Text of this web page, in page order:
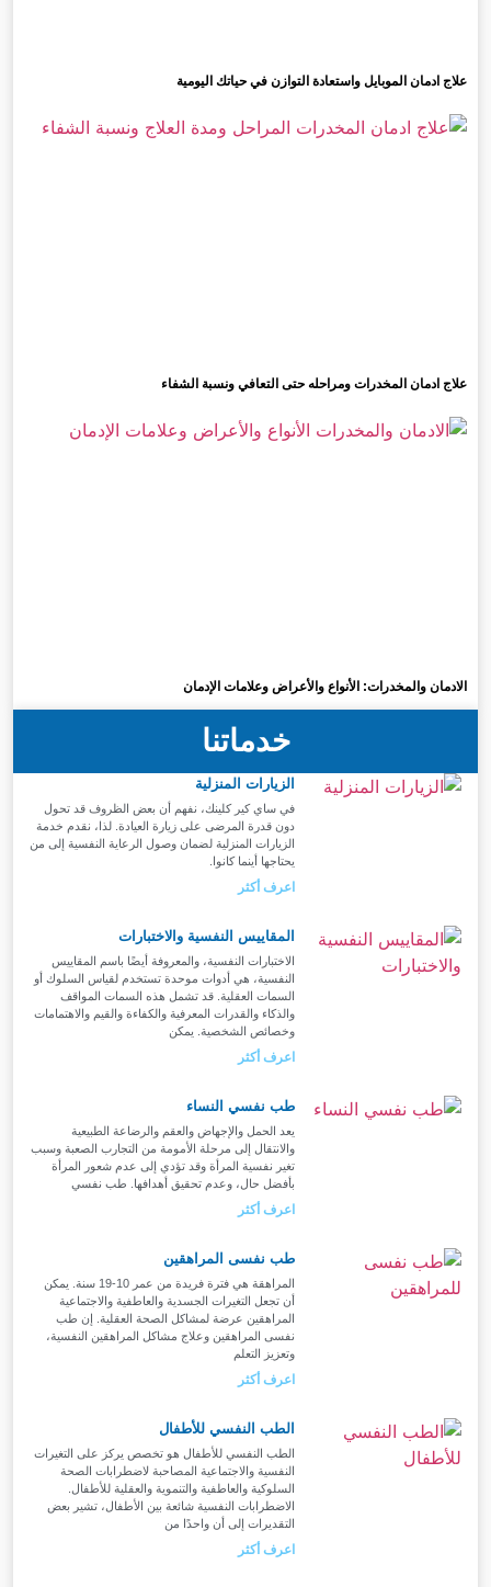
علاج ادمان الموبايل واستعادة التوازن في حياتك اليومية
علاج ادمان المخدرات ومراحله حتى التعافي ونسبة الشفاء
الادمان والمخدرات: الأنواع والأعراض وعلامات الإدمان
خدماتنا
الزيارات المنزلية
في ساي كير كلينك، نفهم أن بعض الظروف قد تحول
دون قدرة المرضى على زيارة العيادة. لذا، نقدم خدمة
الزيارات المنزلية لضمان وصول الرعاية النفسية إلى من
يحتاجها أينما كانوا.
اعرف أكثر
المقاييس النفسية والاختبارات
الاختبارات النفسية، والمعروفة أيضًا باسم المقاييس
النفسية، هي أدوات موحدة تستخدم لقياس السلوك أو
السمات العقلية. قد تشمل هذه السمات المواقف
والذكاء والقدرات المعرفية والكفاءة والقيم والاهتمامات
وخصائص الشخصية. يمكن
اعرف أكثر
طب نفسي النساء
يعد الحمل والإجهاض والعقم والرضاعة الطبيعية
والانتقال إلى مرحلة الأمومة من التجارب الصعبة وسبب
تغير نفسية المرأة وقد تؤدي إلى عدم شعور المرأة
بأفضل حال، وعدم تحقيق أهدافها. طب نفسي
اعرف أكثر
طب نفسى المراهقين
المراهقة هي فترة فريدة من عمر 10-19 سنة. يمكن
أن تجعل التغيرات الجسدية والعاطفية والاجتماعية
المراهقين عرضة لمشاكل الصحة العقلية. إن طب
نفسى المراهقين وعلاج مشاكل المراهقين النفسية،
وتعزيز التعلم
اعرف أكثر
الطب النفسي للأطفال
الطب النفسي للأطفال هو تخصص يركز على التغيرات
النفسية والاجتماعية المصاحبة لاضطرابات الصحة
السلوكية والعاطفية والتنموية والعقلية للأطفال.
الاضطرابات النفسية شائعة بين الأطفال، تشير بعض
التقديرات إلى أن واحدًا من
اعرف أكثر